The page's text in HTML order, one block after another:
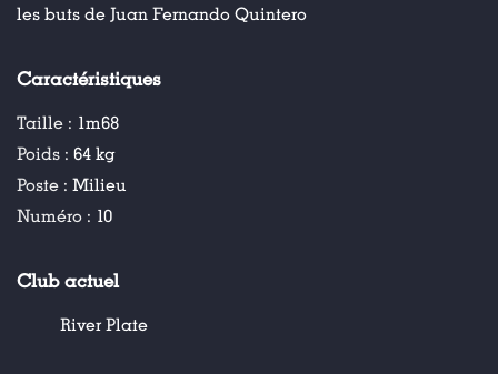
les buts de Juan Fernando Quintero
Caractéristiques
Taille : 1m68
Poids : 64 kg
Poste : Milieu
Numéro : 10
Club actuel
River Plate